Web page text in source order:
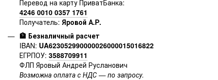
Перевод на карту ПриватБанка:
4246 0010 0357 1761
Получатель: Яровой А.Р.
🏦 Безналичный расчет
IBAN: UA623052990000026000015016822
ЕГРПОУ: 3588709911
ФЛП Яровый Андрей Русланович
Возможна оплата с НДС — по запросу.